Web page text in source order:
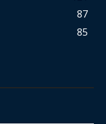
87
85